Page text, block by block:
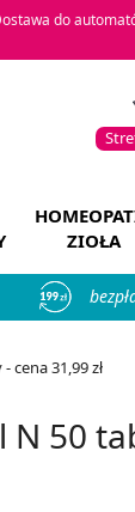
do
ZIOŁA
cena 31,99 zł
N 50